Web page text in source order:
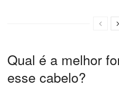
Qual é a melhor
esse cabelo?